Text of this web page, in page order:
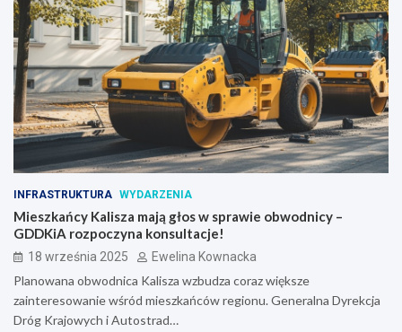
INFRASTRUKTURA WYDARZENIA
Mieszkańcy Kalisza mają głos w sprawie obwodnicy –
GDDKiA rozpoczyna konsultacje!
18 września 2025 Ewelina Kownacka
Planowana obwodnica Kalisza wzbudza coraz większe
zainteresowanie wśród mieszkańców regionu. Generalna Dyrekcja
Dróg Krajowych i Autostrad…